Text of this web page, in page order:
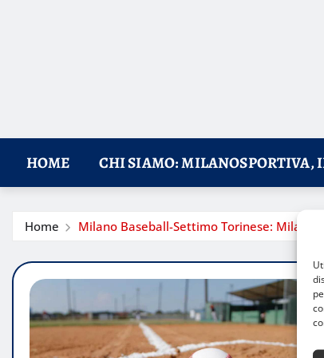
HOME CHI SIAMO: MILANOSPORTIVA,
Home Milano Baseball-Settimo Torinese: Milano